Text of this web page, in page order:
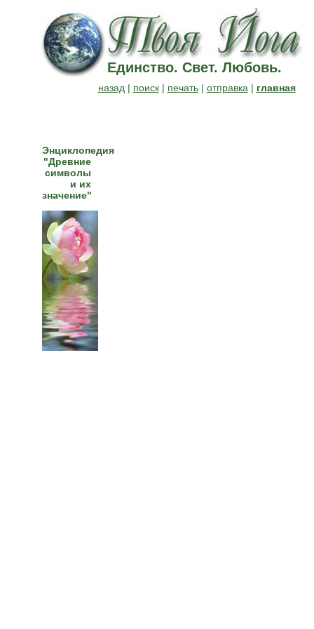
Единство. Свет. Любовь.
назад | поиск| печать| отправка | главная
Энциклопедия
"Древние
символы
и их
значение"